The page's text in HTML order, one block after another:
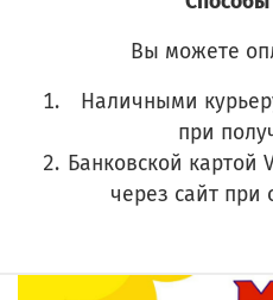
Вы можете
Наличными
при
Банковской картой
через сайт